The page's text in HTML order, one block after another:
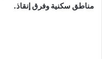
مناطق سكنية وفرق إنقاذ.